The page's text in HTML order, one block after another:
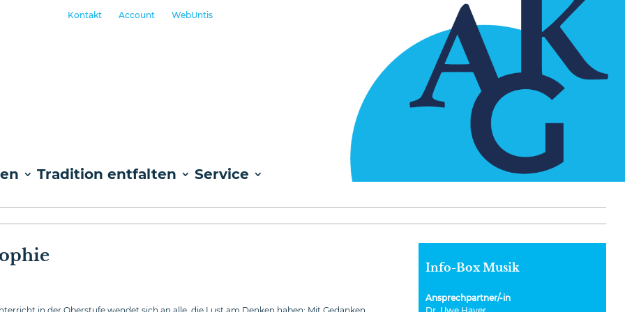
Kontakt Account WebUntis
Tradition entfalten Service
Info-Box Musik
Ansprechpartner/-in